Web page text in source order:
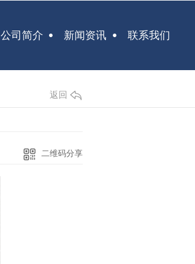
公司简介 新闻资讯 联系我们
返回
二维码分享